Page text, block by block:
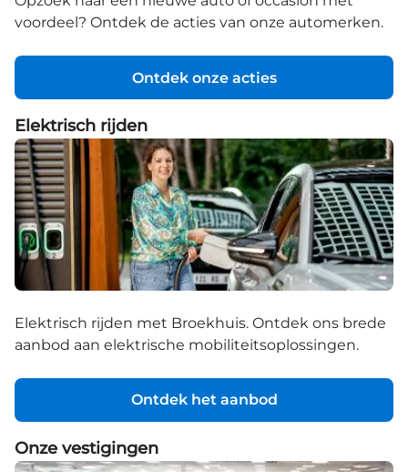
voordeel? Ontdek de acties van onze automerken.
Ontdek onze acties
Elektrisch rijden
Elektrisch rijden met Broekhuis. Ontdek ons brede
aanbod aan elektrische mobiliteitsoplossingen.
Ontdek het aanbod
Onze vestigingen